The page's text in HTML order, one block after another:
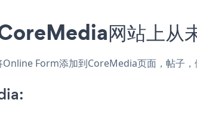
网站上从
Form添加到CoreMedia页面，帖子，